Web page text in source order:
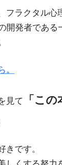
フラクタル心
開発者である
。
見て
「こ
きです。